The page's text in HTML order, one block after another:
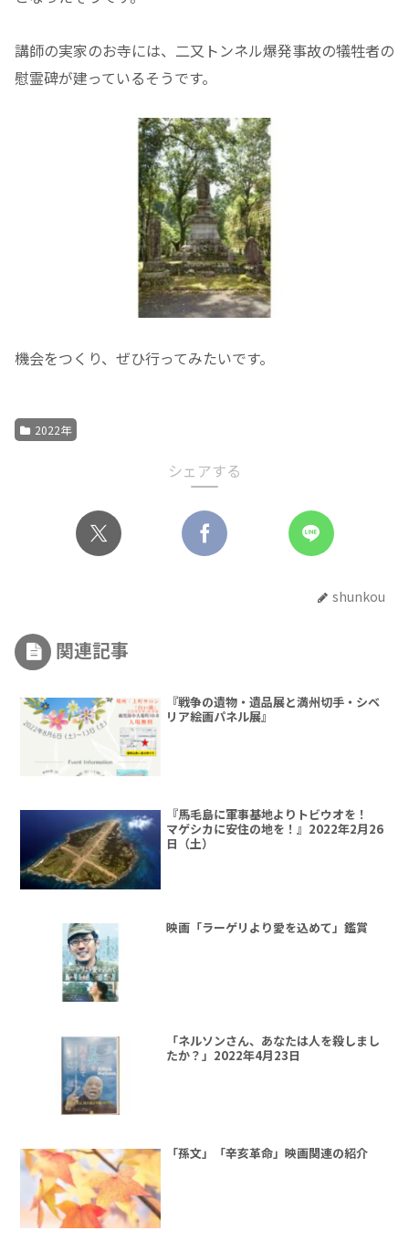
講師の実家のお寺には、二又トンネル爆発事故の犠牲者の
慰霊碑が建っているそうです。
機会をつくり、ぜひ行ってみたいです。
2022年
シェアする
shunkou
関連記事
『戦争の遺物・遺品展と満州切手・シベ
リア絵画パネル展』
『馬毛島に軍事基地よりトビウオを！
マゲシカに安住の地を！』2022年2月26
日（土）
映画「ラーゲリより愛を込めて」鑑賞
「ネルソンさん、あなたは人を殺しまし
たか？」2022年4月23日
「孫文」「辛亥革命」映画関連の紹介